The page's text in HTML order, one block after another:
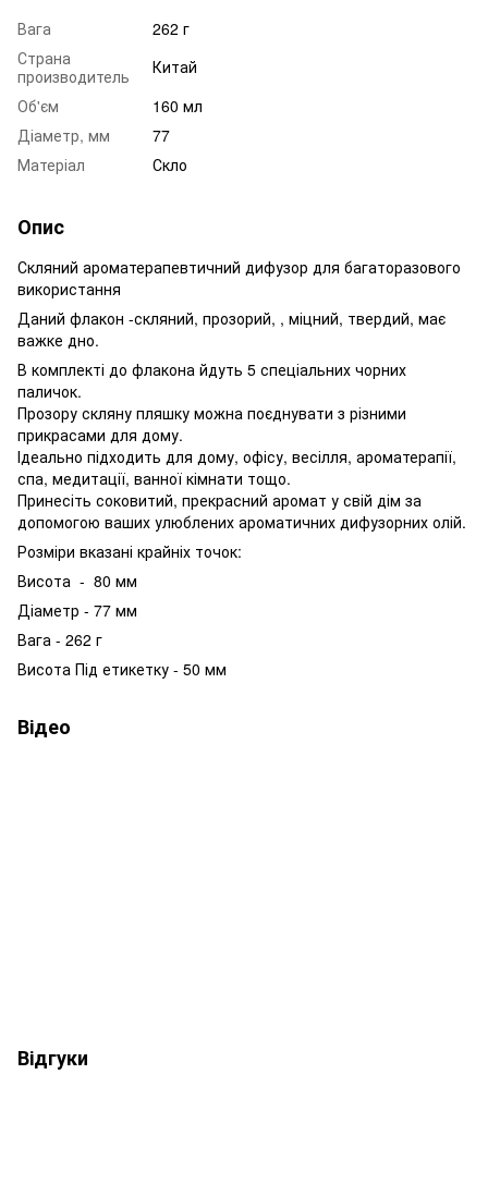
Вага
262 г
Страна
производитель
Китай
Об'єм
160 мл
Діаметр, мм
77
Матеріал
Скло
Опис
Скляний ароматерапевтичний дифузор для багаторазового
використання
Даний флакон -скляний, прозорий, , міцний, твердий, має
важке дно.
В комплекті до флакона йдуть 5 спеціальних чорних
паличок.
Прозору скляну пляшку можна поєднувати з різними
прикрасами для дому.
Ідеально підходить для дому, офісу, весілля, ароматерапії,
спа, медитації, ванної кімнати тощо.
Принесіть соковитий, прекрасний аромат у свій дім за
допомогою ваших улюблених ароматичних дифузорних олій.
Розміри вказані крайніх точок:
Висота - 80 мм
Діаметр - 77 мм
Вага - 262 г
Висота Під етикетку - 50 мм
Відео
Відгуки